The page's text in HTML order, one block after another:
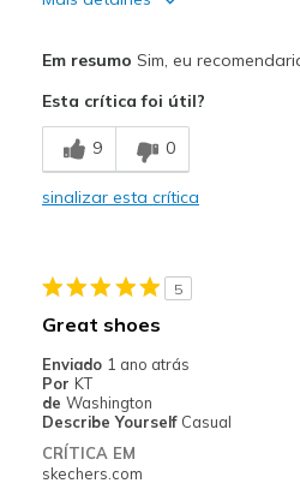
Breathe Well
Comfortable
Travel
Width
Sizing
View On Shoes
Shoes are for
Em resumo Sim, eu
Esta crítica foi útil?
9 0
sinalizar esta crítica
5
Great shoes
Enviado 1 ano atrás
Por KT
de Washington
Describe Yourself Casual
CRÍTICA EM
skechers.com